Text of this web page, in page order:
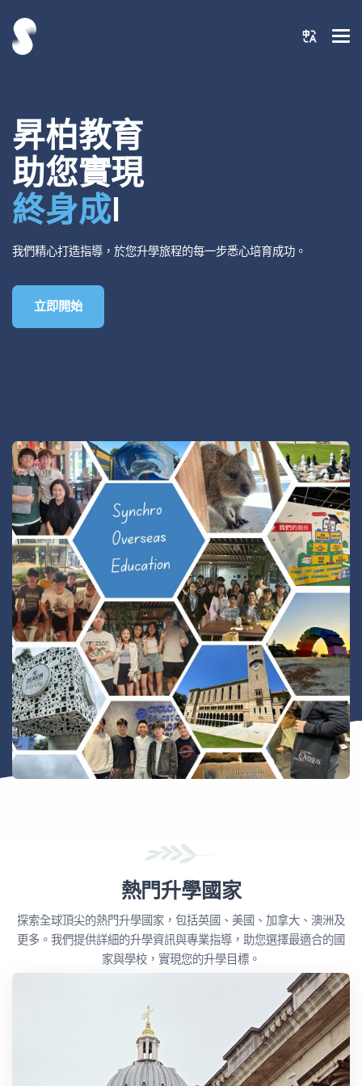
昇柏教育
助您實現
終身成就
我們精心打造指導，於您升學旅程的每一步悉心培育成功。
立即開始
熱門升學國家
探索全球頂尖的熱門升學國家，包括英國、美國、加拿大、澳洲及
更多。我們提供詳細的升學資訊與專業指導，助您選擇最適合的國
家與學校，實現您的升學目標。